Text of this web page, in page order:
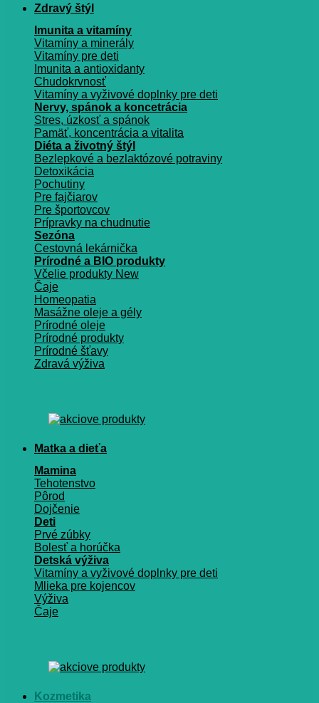
Zdravý štýl
Imunita a vitamíny
Vitamíny a minerály
Vitamíny pre deti
Imunita a antioxidanty
Chudokrvnosť
Vitamíny a vyživové doplnky pre deti
Nervy, spánok a koncetrácia
Stres, úzkosť a spánok
Pamäť, koncentrácia a vitalita
Diéta a životný štýl
Bezlepkové a bezlaktózové potraviny
Detoxikácia
Pochutiny
Pre fajčiarov
Pre športovcov
Prípravky na chudnutie
Sezóna
Cestovná lekárnička
Prírodné a BIO produkty
Včelie produkty
Čaje
Homeopatia
Masážne oleje a gély
Prírodné oleje
Prírodné produkty
Prírodné šťavy
Zdravá výživa
Matka a dieťa
Mamina
Tehotenstvo
Pôrod
Dojčenie
Deti
Prvé zúbky
Bolesť a horúčka
Detská výživa
Vitamíny a vyživové doplnky pre deti
Mlieka pre kojencov
Výživa
Čaje
Kozmetika